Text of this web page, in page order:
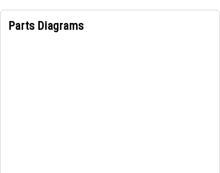
Parts Diagrams